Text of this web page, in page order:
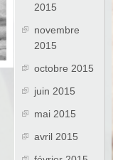
2015
novembre
2015
octobre 2015
juin 2015
mai 2015
avril 2015